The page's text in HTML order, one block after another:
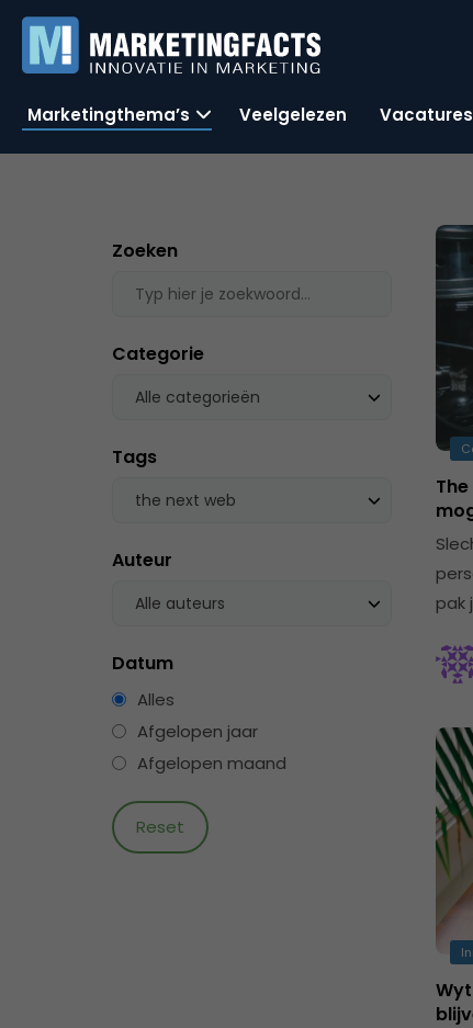
Marketingthema’s Veelgelezen Vacatures
Zoeken
Categorie
Alle categorieën
Tags
the next web
Auteur
Alle auteurs
Datum
Alles
Afgelopen jaar
Afgelopen maand
pak